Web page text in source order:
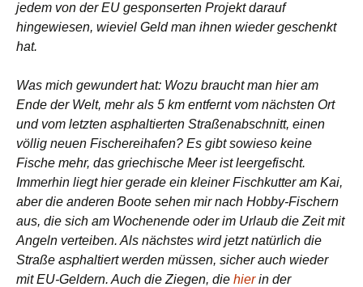
jedem von der EU gesponserten Projekt darauf
hingewiesen, wieviel Geld man ihnen wieder geschenkt
hat.
Was mich gewundert hat: Wozu braucht man hier am
Ende der Welt, mehr als 5 km entfernt vom nächsten Ort
und vom letzten asphaltierten Straßenabschnitt, einen
völlig neuen Fischereihafen? Es gibt sowieso keine
Fische mehr, das griechische Meer ist leergefischt.
Immerhin liegt hier gerade ein kleiner Fischkutter am Kai,
aber die anderen Boote sehen mir nach Hobby-Fischern
aus, die sich am Wochenende oder im Urlaub die Zeit mit
Angeln verteiben. Als nächstes wird jetzt natürlich die
Straße asphaltiert werden müssen, sicher auch wieder
mit EU-Geldern. Auch die Ziegen, die hierin der